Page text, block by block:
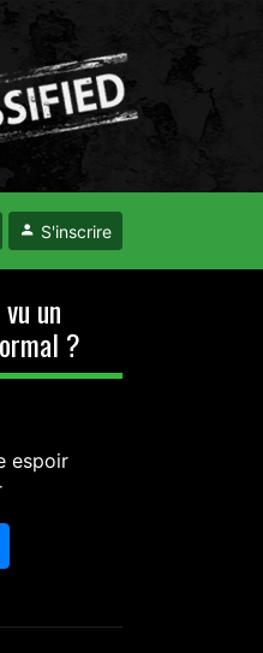
S'inscrire
un
?
espoir